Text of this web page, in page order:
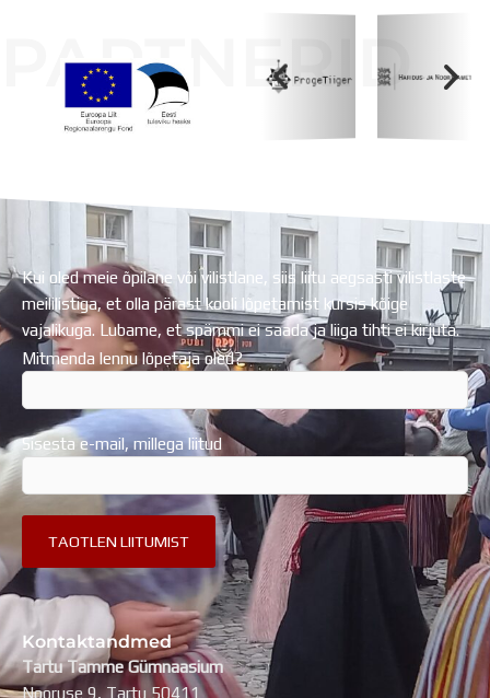
PARTNERID
Kui oled meie õpilane või vilistlane, siis liitu aegsasti vilistlaste
meililistiga, et olla pärast kooli lõpetamist kursis kõige
vajalikuga. Lubame, et spämmi ei saada ja liiga tihti ei kirjuta.
Mitmenda lennu lõpetaja oled?
Sisesta e-mail, millega liitud
Kontaktandmed
Tartu Tamme Gümnaasium
Nooruse 9, Tartu 50411